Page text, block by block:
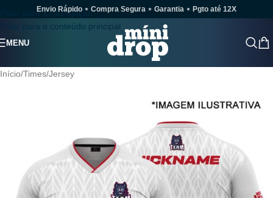
Pular para a navegação
Pular para o conteúdo principal
Envio Rápido ⋆ Compra Segura ⋆ Garantia ⋆ Pgto até 12X
MENU
Início/Times/Jersey